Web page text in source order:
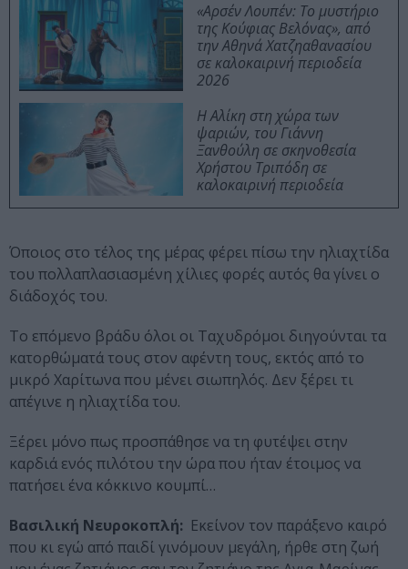
«Αρσέν Λουπέν: Το μυστήριο
της Κούφιας Βελόνας», από
την Αθηνά Χατζηαθανασίου
σε καλοκαιρινή περιοδεία
2026
Η Αλίκη στη χώρα των
ψαριών, του Γιάννη
Ξανθούλη σε σκηνοθεσία
Χρήστου Τριπόδη σε
καλοκαιρινή περιοδεία
Όποιος στο τέλος της μέρας φέρει πίσω την ηλιαχτίδα
του πολλαπλασιασμένη χίλιες φορές αυτός θα γίνει ο
διάδοχός του.
Το επόμενο βράδυ όλοι οι Ταχυδρόμοι διηγούνται τα
κατορθώματά τους στον αφέντη τους, εκτός από το
μικρό Χαρίτωνα που μένει σιωπηλός. Δεν ξέρει τι
απέγινε η ηλιαχτίδα του.
Ξέρει μόνο πως προσπάθησε να τη φυτέψει στην
καρδιά ενός πιλότου την ώρα που ήταν έτοιμος να
πατήσει ένα κόκκινο κουμπί…
Βασιλική Νευροκοπλή: Εκείνον τον παράξενο καιρό
που κι εγώ από παιδί γινόμουν μεγάλη, ήρθε στη ζωή